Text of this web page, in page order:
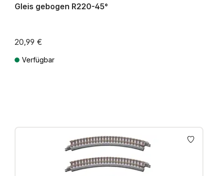
Gleis gebogen R220-45°
20,99 €
Verfügbar